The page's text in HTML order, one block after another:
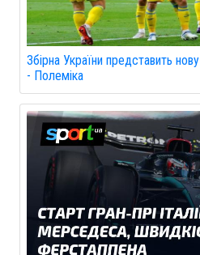
Збірна України представить
- Полеміка